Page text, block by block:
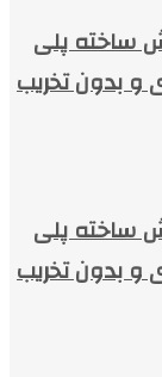
ساخته پلی
و بدون تخریب
ساخته پلی
و بدون تخریب